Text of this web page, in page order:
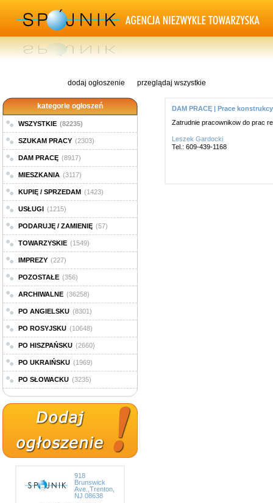
dodaj ogłoszenie przeglądaj wszystkie
kategorie ogłoszeń
WSZYSTKIE (82235)
SZUKAM PRACY (2303)
DAM PRACĘ (8917)
MIESZKANIA (3117)
KUPIĘ / SPRZEDAM (1423)
USŁUGI (1215)
PODARUJĘ / ZAMIENIĘ (57)
TOWARZYSKIE (1549)
IMPREZY (227)
POZOSTAŁE (356)
ARCHIWALNE (36258)
PO ANGIELSKU (8301)
PO ROSYJSKU (10648)
PO HISZPAŃSKU (2660)
PO UKRAIŃSKU (1969)
PO SŁOWACKU (3235)
918
Brunswick
Ave.,Trenton,
NJ 08638
DAM PRACĘ | Prace
Zatrudnie pracownikow do prac
Leszek Gardocki
Tel.: 609-439-1168